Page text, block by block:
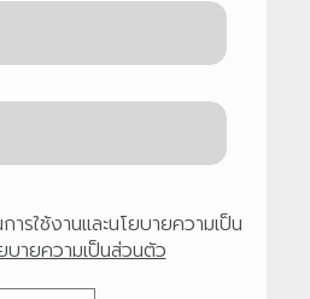
รใช้งานและนโยบายความเป็น
บายความเป็นส่วนตัว